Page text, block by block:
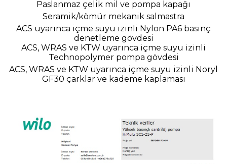
Paslanmaz çelik mil ve pompa kapağı
Seramik/kömür mekanik salmastra
ACS uyarınca içme suyu izinli Nylon PA6 basınç
denetleme gövdesi
ACS, WRAS ve KTW uyarınca içme suyu izinli
Technopolymer pompa gövdesi
ACS, WRAS ve KTW uyarınca içme suyu izinli Noryl
GF30 çarklar ve kademe kaplaması